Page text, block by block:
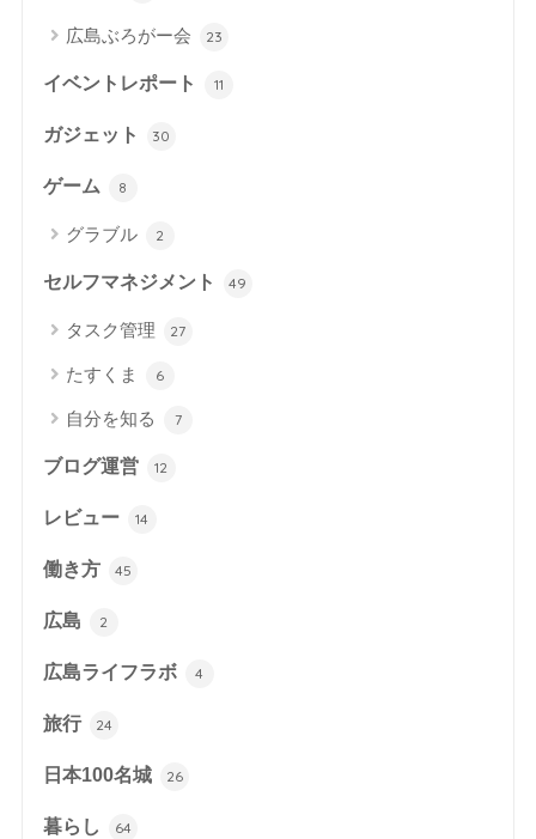
広島ぶろがー会 23
イベントレポート 11
ガジェット 30
ゲーム 8
グラブル 2
セルフマネジメント 49
タスク管理 27
たすくま 6
自分を知る 7
ブログ運営 12
レビュー 14
働き方 45
広島 2
広島ライフラボ 4
旅行 24
日本100名城 26
暮らし 64